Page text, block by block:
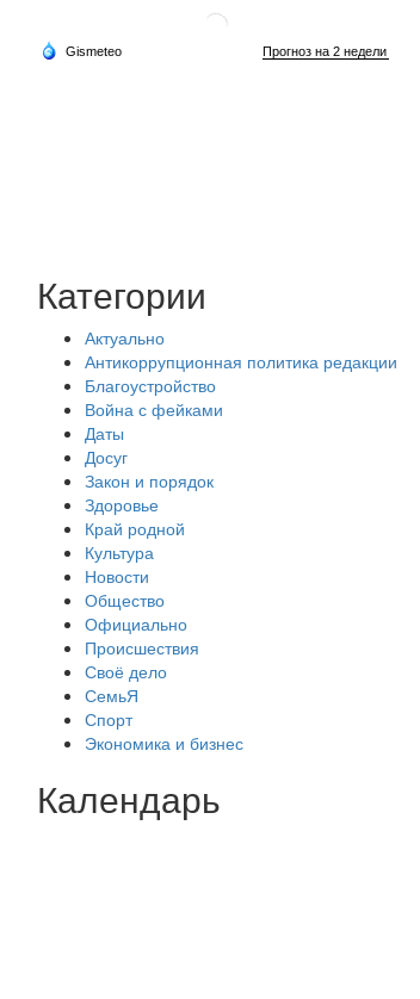
Категории
Актуально
Антикоррупционная политика редакции
Благоустройство
Война с фейками
Даты
Досуг
Закон и порядок
Здоровье
Край родной
Культура
Новости
Общество
Официально
Происшествия
Своё дело
СемьЯ
Спорт
Экономика и бизнес
Календарь